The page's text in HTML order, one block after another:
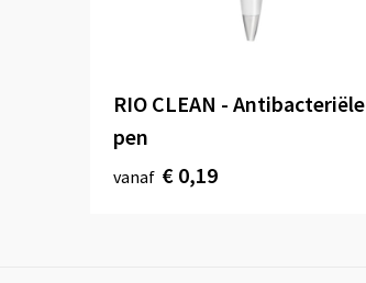
RIO CLEAN - Antibacteriële
pen
vanaf € 0,19